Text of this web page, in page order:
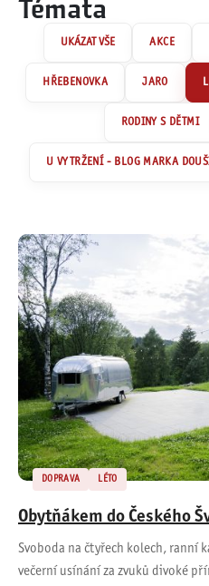
Témata
AKCE
HŘEBENOVKA JARO
RODINY S DĚTMI
U VYTRŽENÍ - BLOG MARKA
DOPRAVA LÉTO
Obytňákem do Českého
Svoboda na čtyřech kolech, ranní
večerní usínání za zvuků divoké